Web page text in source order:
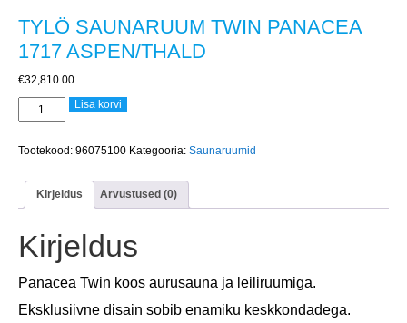
TYLÖ SAUNARUUM TWIN PANACEA
1717 ASPEN/THALD
€32,810.00
TYLÖ
SAUNARUUM
PANACEA
ASPEN/THALD
kogus
Lisa korvi
Tootekood: 96075100 Kategooria: Saunaruumid
Kirjeldus Arvustused (0)
Kirjeldus
Panacea Twin koos aurusauna ja leiliruumiga.
Eksklusiivne disain sobib enamiku keskkondadega.